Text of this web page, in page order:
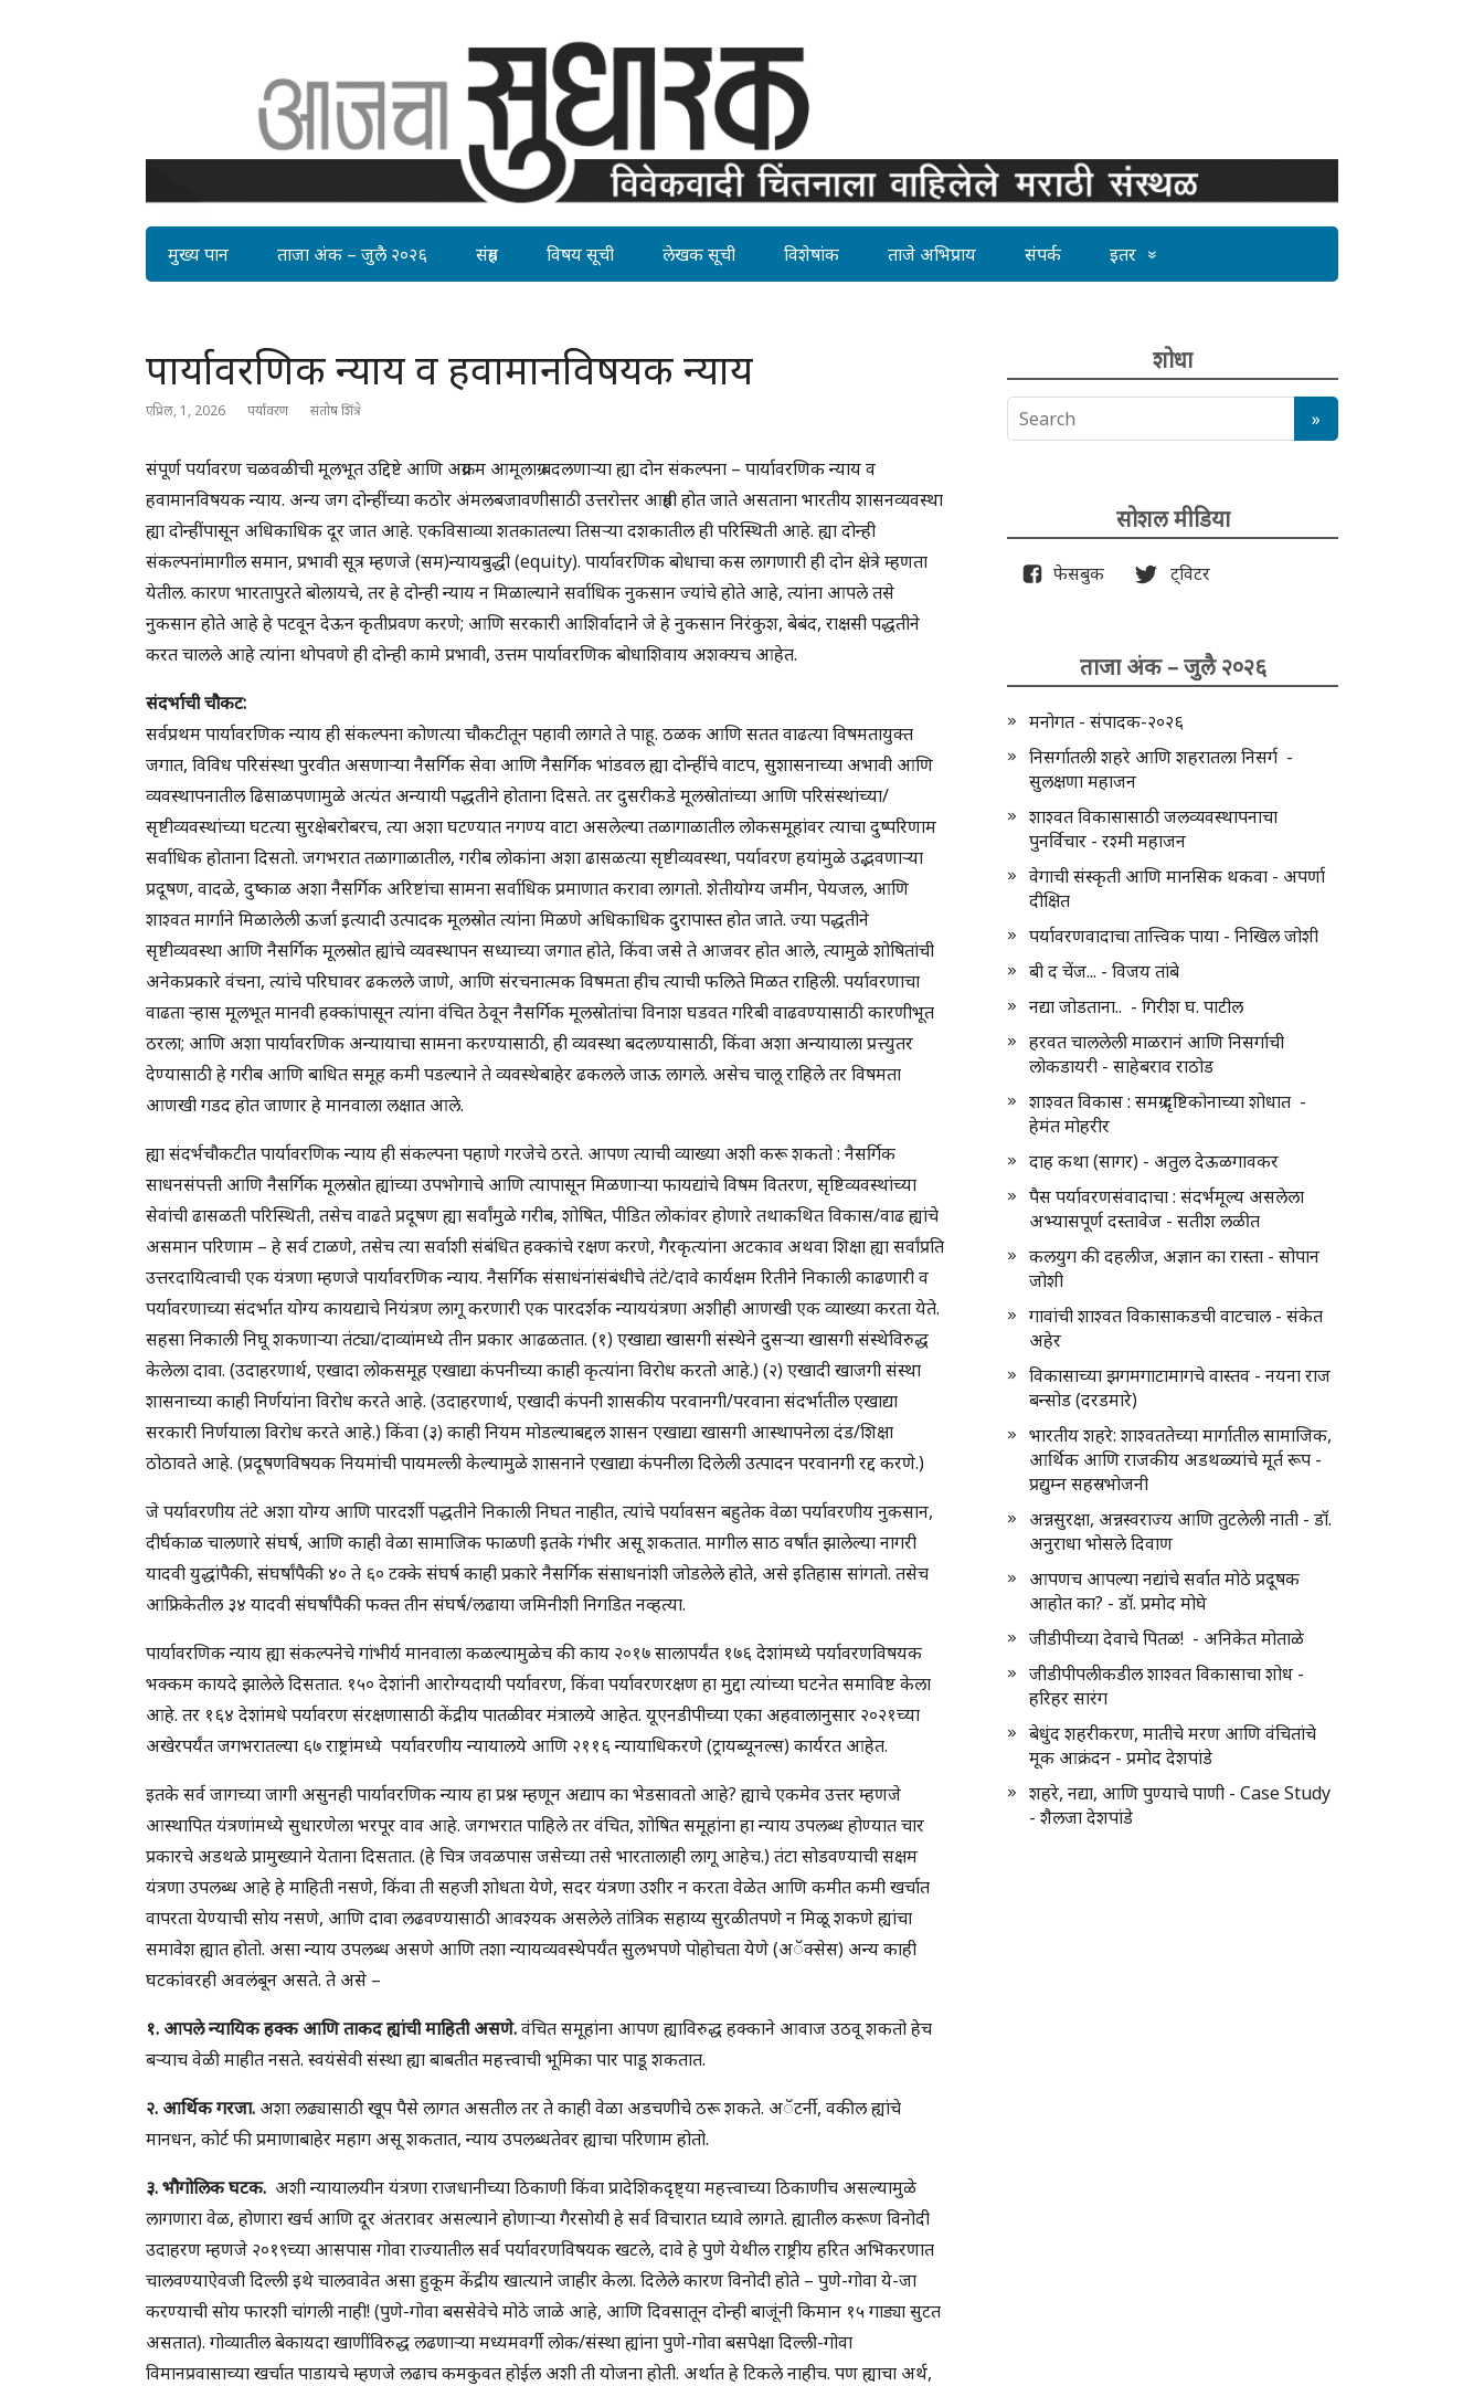
मुख्य पान ताजा अंक – जुलै २०२६ संग्रह विषय सूची लेखक सूची विशेषांक ताजे अभिप्राय संपर्क इतर
पार्यावरणिक न्याय व हवामानविषयक न्याय
एप्रिल, 1, 2026 पर्यावरण संतोष शिंत्रे
संपूर्ण पर्यावरण चळवळीची मूलभूत उद्दिष्टे आणि अग्रक्रम आमूलाग्र बदलणार्‍या ह्या दोन संकल्पना – पार्यावरणिक न्याय व
हवामानविषयक न्याय. अन्य जग दोन्हींच्या कठोर अंमलबजावणीसाठी उत्तरोत्तर आग्रही होत जाते असताना भारतीय शासनव्यवस्था
ह्या दोन्हींपासून अधिकाधिक दूर जात आहे. एकविसाव्या शतकातल्या तिसर्‍या दशकातील ही परिस्थिती आहे. ह्या दोन्ही
संकल्पनांमागील समान, प्रभावी सूत्र म्हणजे (सम)न्यायबुद्धी (equity). पार्यावरणिक बोधाचा कस लागणारी ही दोन क्षेत्रे म्हणता
येतील. कारण भारतापुरते बोलायचे, तर हे दोन्ही न्याय न मिळाल्याने सर्वाधिक नुकसान ज्यांचे होते आहे, त्यांना आपले तसे
नुकसान होते आहे हे पटवून देऊन कृतीप्रवण करणे; आणि सरकारी आशिर्वादाने जे हे नुकसान निरंकुश, बेबंद, राक्षसी पद्धतीने
करत चालले आहे त्यांना थोपवणे ही दोन्ही कामे प्रभावी, उत्तम पार्यावरणिक बोधाशिवाय अशक्यच आहेत.
संदर्भाचीचौकट:
सर्वप्रथम पार्यावरणिक न्याय ही संकल्पना कोणत्या चौकटीतून पहावी लागते ते पाहू. ठळक आणि सतत वाढत्या विषमतायुक्त
जगात, विविध परिसंस्था पुरवीत असणार्‍या नैसर्गिक सेवा आणि नैसर्गिक भांडवल ह्या दोन्हींचे वाटप, सुशासनाच्या अभावी आणि
व्यवस्थापनातील ढिसाळपणामुळे अत्यंत अन्यायी पद्धतीने होताना दिसते. तर दुसरीकडे मूलस्रोतांच्या आणि परिसंस्थांच्या/
सृष्टीव्यवस्थांच्या घटत्या सुरक्षेबरोबरच, त्या अशा घटण्यात नगण्य वाटा असलेल्या तळागाळातील लोकसमूहांवर त्याचा दुष्परिणाम
सर्वाधिक होताना दिसतो. जगभरात तळागाळातील, गरीब लोकांना अशा ढासळत्या सृष्टीव्यवस्था, पर्यावरण हयांमुळे उद्भवणार्‍या
प्रदूषण, वादळे, दुष्काळ अशा नैसर्गिक अरिष्टांचा सामना सर्वाधिक प्रमाणात करावा लागतो. शेतीयोग्य जमीन, पेयजल, आणि
शाश्वत मार्गाने मिळालेली ऊर्जा इत्यादी उत्पादक मूलस्रोत त्यांना मिळणे अधिकाधिक दुरापास्त होत जाते. ज्या पद्धतीने
सृष्टीव्यवस्था आणि नैसर्गिक मूलस्रोत ह्यांचे व्यवस्थापन सध्याच्या जगात होते, किंवा जसे ते आजवर होत आले, त्यामुळे शोषितांची
अनेकप्रकारे वंचना, त्यांचे परिघावर ढकलले जाणे, आणि संरचनात्मक विषमता हीच त्याची फलिते मिळत राहिली. पर्यावरणाचा
वाढता ऱ्हास मूलभूत मानवी हक्कांपासून त्यांना वंचित ठेवून नैसर्गिक मूलस्रोतांचा विनाश घडवत गरिबी वाढवण्यासाठी कारणीभूत
ठरला; आणि अशा पार्यावरणिक अन्यायाचा सामना करण्यासाठी, ही व्यवस्था बदलण्यासाठी, किंवा अशा अन्यायाला प्रत्त्युतर
देण्यासाठी हे गरीब आणि बाधित समूह कमी पडल्याने ते व्यवस्थेबाहेर ढकलले जाऊ लागले. असेच चालू राहिले तर विषमता
आणखी गडद होत जाणार हे मानवाला लक्षात आले.
ह्या संदर्भचौकटीत पार्यावरणिक न्याय ही संकल्पना पहाणे गरजेचे ठरते. आपण त्याची व्याख्या अशी करू शकतो : नैसर्गिक
साधनसंपत्ती आणि नैसर्गिक मूलस्रोत ह्यांच्या उपभोगाचे आणि त्यापासून मिळणार्‍या फायद्यांचे विषम वितरण, सृष्टिव्यवस्थांच्या
सेवांची ढासळती परिस्थिती, तसेच वाढते प्रदूषण ह्या सर्वांमुळे गरीब, शोषित, पीडित लोकांवर होणारे तथाकथित विकास/वाढ ह्यांचे
असमान परिणाम – हे सर्व टाळणे, तसेच त्या सर्वाशी संबंधित हक्कांचे रक्षण करणे, गैरकृत्यांना अटकाव अथवा शिक्षा ह्या सर्वांप्रति
उत्तरदायित्वाची एक यंत्रणा म्हणजे पार्यावरणिक न्याय. नैसर्गिक संसाधंनांसंबंधीचे तंटे/दावे कार्यक्षम रितीने निकाली काढणारी व
पर्यावरणाच्या संदर्भात योग्य कायद्याचे नियंत्रण लागू करणारी एक पारदर्शक न्याययंत्रणा अशीही आणखी एक व्याख्या करता येते.
सहसा निकाली निघू शकणार्‍या तंट्या/दाव्यांमध्ये तीन प्रकार आढळतात. (१) एखाद्या खासगी संस्थेने दुसर्‍या खासगी संस्थेविरुद्ध
केलेला दावा. (उदाहरणार्थ, एखादा लोकसमूह एखाद्या कंपनीच्या काही कृत्यांना विरोध करतो आहे.) (२) एखादी खाजगी संस्था
शासनाच्या काही निर्णयांना विरोध करते आहे. (उदाहरणार्थ, एखादी कंपनी शासकीय परवानगी/परवाना संदर्भातील एखाद्या
सरकारी निर्णयाला विरोध करते आहे.) किंवा (३) काही नियम मोडल्याबद्दल शासन एखाद्या खासगी आस्थापनेला दंड/शिक्षा
ठोठावते आहे. (प्रदूषणविषयक नियमांची पायमल्ली केल्यामुळे शासनाने एखाद्या कंपनीला दिलेली उत्पादन परवानगी रद्द करणे.)
जे पर्यावरणीय तंटे अशा योग्य आणि पारदर्शी पद्धतीने निकाली निघत नाहीत, त्यांचे पर्यावसन बहुतेक वेळा पर्यावरणीय नुकसान,
दीर्घकाळ चालणारे संघर्ष, आणि काही वेळा सामाजिक फाळणी इतके गंभीर असू शकतात. मागील साठ वर्षांत झालेल्या नागरी
यादवी युद्धांपैकी, संघर्षांपैकी ४० ते ६० टक्के संघर्ष काही प्रकारे नैसर्गिक संसाधनांशी जोडलेले होते, असे इतिहास सांगतो. तसेच
आफ्रिकेतील ३४ यादवी संघर्षांपैकी फक्त तीन संघर्ष/लढाया जमिनीशी निगडित नव्हत्या.
पार्यावरणिक न्याय ह्या संकल्पनेचे गांभीर्य मानवाला कळल्यामुळेच की काय २०१७ सालापर्यंत १७६ देशांमध्ये पर्यावरणविषयक
भक्कम कायदे झालेले दिसतात. १५० देशांनी आरोग्यदायी पर्यावरण, किंवा पर्यावरणरक्षण हा मुद्दा त्यांच्या घटनेत समाविष्ट केला
आहे. तर १६४ देशांमधे पर्यावरण संरक्षणासाठी केंद्रीय पातळीवर मंत्रालये आहेत. यूएनडीपीच्या एका अहवालानुसार २०२१च्या
अखेरपर्यंत जगभरातल्या ६७ राष्ट्रांमध्ये पर्यावरणीय न्यायालये आणि २११६ न्यायाधिकरणे (ट्रायब्यूनल्स) कार्यरत आहेत.
इतके सर्व जागच्या जागी असुनही पार्यावरणिक न्याय हा प्रश्न म्हणून अद्याप का भेडसावतो आहे? ह्याचे एकमेव उत्तर म्हणजे
आस्थापित यंत्रणांमध्ये सुधारणेला भरपूर वाव आहे. जगभरात पाहिले तर वंचित, शोषित समूहांना हा न्याय उपलब्ध होण्यात चार
प्रकारचे अडथळे प्रामुख्याने येताना दिसतात. (हे चित्र जवळपास जसेच्या तसे भारतालाही लागू आहेच.) तंटा सोडवण्याची सक्षम
यंत्रणा उपलब्ध आहे हे माहिती नसणे, किंवा ती सहजी शोधता येणे, सदर यंत्रणा उशीर न करता वेळेत आणि कमीत कमी खर्चात
वापरता येण्याची सोय नसणे, आणि दावा लढवण्यासाठी आवश्यक असलेले तांत्रिक सहाय्य सुरळीतपणे न मिळू शकणे ह्यांचा
समावेश ह्यात होतो. असा न्याय उपलब्ध असणे आणि तशा न्यायव्यवस्थेपर्यंत सुलभपणे पोहोचता येणे (अॅक्सेस) अन्य काही
घटकांवरही अवलंबून असते. ते असे –
१. आपले न्यायिक हक्क आणि ताकद ह्यांची माहिती असणे.वंचित समूहांना आपण ह्याविरुद्ध हक्काने आवाज उठवू शकतो हेच
बर्‍याच वेळी माहीत नसते. स्वयंसेवी संस्था ह्या बाबतीत महत्त्वाची भूमिका पार पाडू शकतात.
२. आर्थिक गरजा. अशा लढ्यासाठी खूप पैसे लागत असतील तर ते काही वेळा अडचणीचे ठरू शकते. अॅटर्नी, वकील ह्यांचे
मानधन, कोर्ट फी प्रमाणाबाहेर महाग असू शकतात, न्याय उपलब्धतेवर ह्याचा परिणाम होतो.
३. भौगोलिक घटक. अशी न्यायालयीन यंत्रणा राजधानीच्या ठिकाणी किंवा प्रादेशिकदृष्ट्या महत्त्वाच्या ठिकाणीच असल्यामुळे
लागणारा वेळ, होणारा खर्च आणि दूर अंतरावर असल्याने होणार्‍या गैरसोयी हे सर्व विचारात घ्यावे लागते. ह्यातील करूण विनोदी
उदाहरण म्हणजे २०१९च्या आसपास गोवा राज्यातील सर्व पर्यावरणविषयक खटले, दावे हे पुणे येथील राष्ट्रीय हरित अभिकरणात
चालवण्याऐवजी दिल्ली इथे चालवावेत असा हुकूम केंद्रीय खात्याने जाहीर केला. दिलेले कारण विनोदी होते – पुणे-गोवा ये-जा
करण्याची सोय फारशी चांगली नाही! (पुणे-गोवा बससेवेचे मोठे जाळे आहे, आणि दिवसातून दोन्ही बाजूंनी किमान १५ गाड्या सुटत
असतात). गोव्यातील बेकायदा खाणींविरुद्ध लढणार्‍या मध्यमवर्गी लोक/संस्था ह्यांना पुणे-गोवा बसपेक्षा दिल्ली-गोवा
विमानप्रवासाच्या खर्चात पाडायचे म्हणजे लढाच कमकुवत होईल अशी ती योजना होती. अर्थात हे टिकले नाहीच. पण ह्याचा अर्थ,
शोधा
सोशल मीडिया
फेसबुक ट्विटर
ताजा अंक – जुलै २०२६
मनोगत - संपादक-२०२६
निसर्गातली शहरे आणि शहरातला निसर्ग -
सुलक्षणा महाजन
शाश्वत विकासासाठी जलव्यवस्थापनाचा
पुनर्विचार - रश्मी महाजन
वेगाची संस्कृती आणि मानसिक थकवा - अपर्णा
दीक्षित
पर्यावरणवादाचा तात्त्विक पाया - निखिल जोशी
बी द चेंज... - विजय तांबे
नद्या जोडताना.. - गिरीश घ. पाटील
हरवत चाललेली माळरानं आणि निसर्गाची
लोकडायरी - साहेबराव राठोड
शाश्वत विकास : समग्र दृष्टिकोनाच्या शोधात -
हेमंत मोहरीर
दाह कथा (सागर) - अतुल देऊळगावकर
पैस पर्यावरणसंवादाचा : संदर्भमूल्य असलेला
अभ्यासपूर्ण दस्तावेज - सतीश लळीत
कलयुग की दहलीज, अज्ञान का रास्ता - सोपान
जोशी
गावांची शाश्वत विकासाकडची वाटचाल - संकेत
अहेर
विकासाच्या झगमगाटामागचे वास्तव - नयना राज
बन्सोड (दरडमारे)
भारतीय शहरे: शाश्वततेच्या मार्गातील सामाजिक,
आर्थिक आणि राजकीय अडथळ्यांचे मूर्त रूप -
प्रद्युम्न सहस्रभोजनी
अन्नसुरक्षा, अन्नस्वराज्य आणि तुटलेली नाती - डॉ.
अनुराधा भोसले दिवाण
आपणच आपल्या नद्यांचे सर्वात मोठे प्रदूषक
आहोत का? - डॉ. प्रमोद मोघे
जीडीपीच्या देवाचे पितळ! - अनिकेत मोताळे
जीडीपीपलीकडील शाश्वत विकासाचा शोध -
हरिहर सारंग
बेधुंद शहरीकरण, मातीचे मरण आणि वंचितांचे
मूक आक्रंदन - प्रमोद देशपांडे
शहरे, नद्या, आणि पुण्याचे पाणी - Case Study
- शैलजा देशपांडे